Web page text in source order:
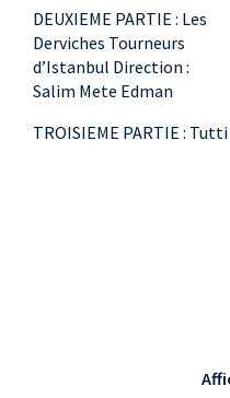
DEUXIEME PARTIE : Les
Derviches Tourneurs
d’Istanbul Direction :
Salim Mete Edman
TROISIEME PARTIE : Tutti